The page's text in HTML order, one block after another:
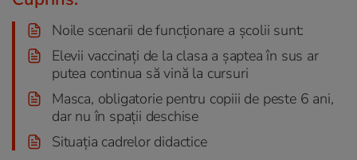
Noile scenarii de funcționare a școlii sunt:
Elevii vaccinați de la clasa a șaptea în sus ar
putea continua să vină la cursuri
Masca, obligatorie pentru copiii de peste 6 ani,
dar nu în spații deschise
Situația cadrelor didactice